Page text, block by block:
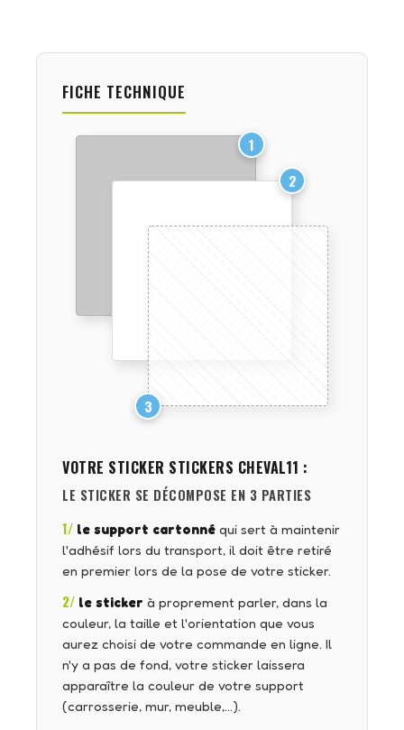
FICHE TECHNIQUE
1
2
3
VOTRE STICKER STICKERS CHEVAL11 :
LE STICKER SE DÉCOMPOSE EN 3 PARTIES
1/ le support cartonné qui sert à maintenir
l'adhésif lors du transport, il doit être retiré
en premier lors de la pose de votre sticker.
2/ le sticker à proprement parler, dans la
couleur, la taille et l'orientation que vous
aurez choisi de votre commande en ligne. Il
n'y a pas de fond, votre sticker laissera
apparaître la couleur de votre support
(carrosserie, mur, meuble,…).